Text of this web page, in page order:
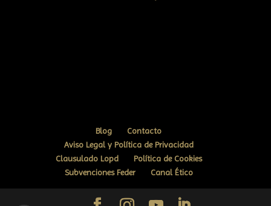
Blog
Contacto
Aviso Legal y Política de Privacidad
Clausulado Lopd
Política de Cookies
Subvenciones Feder
Canal Ético